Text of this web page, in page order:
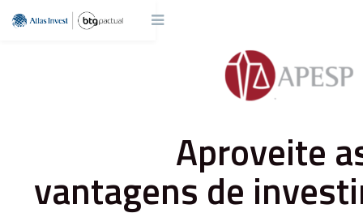
Aproveite
vantagens de